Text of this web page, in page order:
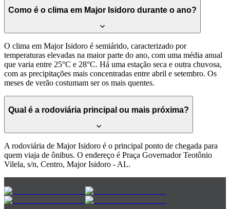
Como é o clima em Major Isidoro durante o ano?
O clima em Major Isidoro é semiárido, caracterizado por
temperaturas elevadas na maior parte do ano, com uma média anual
que varia entre 25°C e 28°C. Há uma estação seca e outra chuvosa,
com as precipitações mais concentradas entre abril e setembro. Os
meses de verão costumam ser os mais quentes.
Qual é a rodoviária principal ou mais próxima?
A rodoviária de Major Isidoro é o principal ponto de chegada para
quem viaja de ônibus. O endereço é Praça Governador Teotônio
Vilela, s/n, Centro, Major Isidoro - AL.